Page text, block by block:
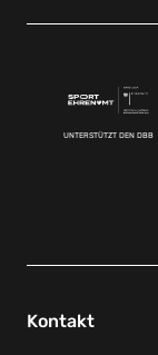
UNTERSTÜTZT DEN DBB
Kontakt